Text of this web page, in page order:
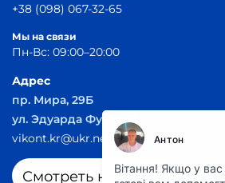
+38 (098) 067-32-65
Мы на связи
Пн-Вс: 09:00–20:00
Адрес
пр. Мира, 29Б
ул. Эдуарда Фукса 55
vikont.kr@ukr.net
Смотреть на карте